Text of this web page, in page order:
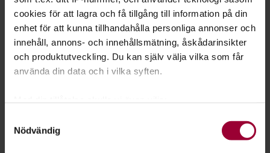
cookies för att lagra och få tillgång till information på din
enhet för att kunna tillhandahålla personliga annonser och
innehåll, annons- och innehållsmätning, åskådarinsikter
och produktutveckling. Du kan själv välja vilka som får
använda din data och i vilka syften.
som kan ha en noggrannhet på upp till flera meter
Nödvändig
Lägg upp en plan
När ni har satt era mål med SMART-metoden är det dags att